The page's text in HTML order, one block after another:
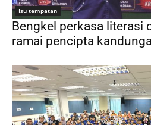
Isu tempatan
Bengkel perkasa literasi
ramai pencipta